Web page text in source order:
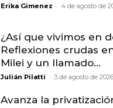
Erika Gimenez - 4 de agosto de
¿Así que vivimos en
Reflexiones crudas
Milei y un llamado...
Julián Pilatti - 3 de agosto de 2026
Avanza la